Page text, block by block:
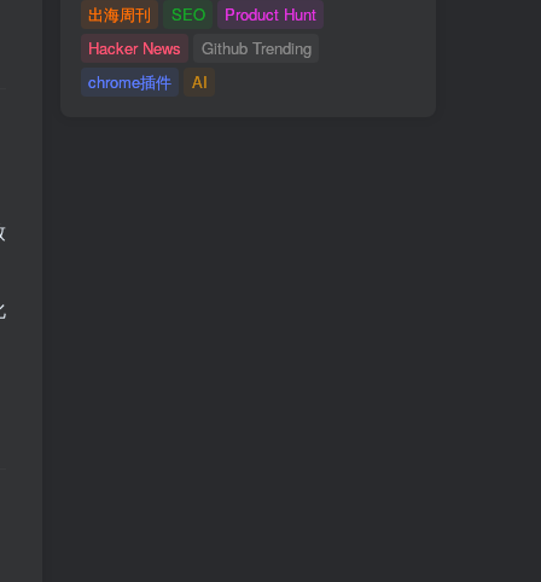
出海周刊
SEO
Product Hunt
Hacker News
Github Trending
chrome插件
AI